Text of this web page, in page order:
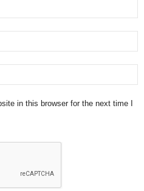
in this browser for the next time I